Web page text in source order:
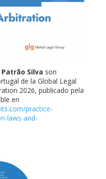
Silva son
de la Global Legal
2026, publicado pela
en
practice-
laws-and-